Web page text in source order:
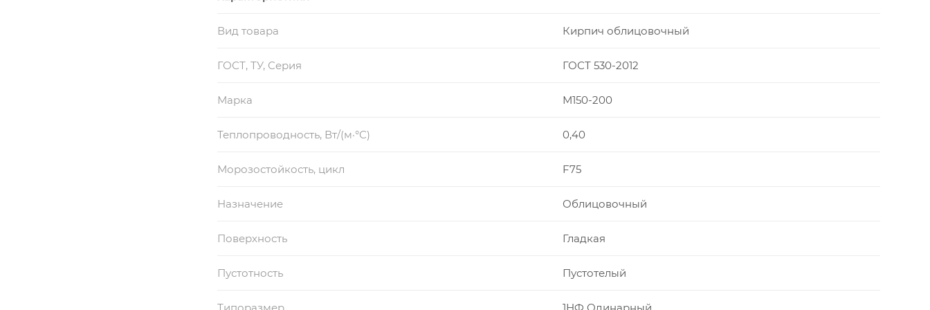
Вид товара Кирпич облицовочный
ГОСТ, ТУ, Серия ГОСТ 530-2012
Марка М150-200
Теплопроводность, Вт/(м·°С) 0,40
Морозостойкость, цикл F75
Назначение Облицовочный
Поверхность Гладкая
Пустотность Пустотелый